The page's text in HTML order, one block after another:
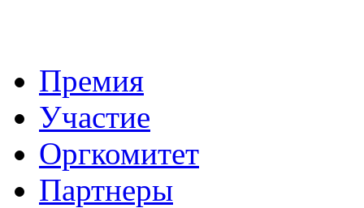
Премия
Участие
Оргкомитет
Партнеры